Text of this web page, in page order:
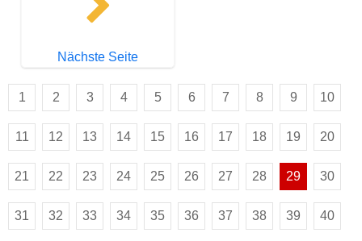
Nächste Seite
1 2 3 4 5 6 7 8 9 10
11 12 13 14 15 16 17 18 19 20
21 22 23 24 25 26 27 28 29 30
31 32 33 34 35 36 37 38 39 40